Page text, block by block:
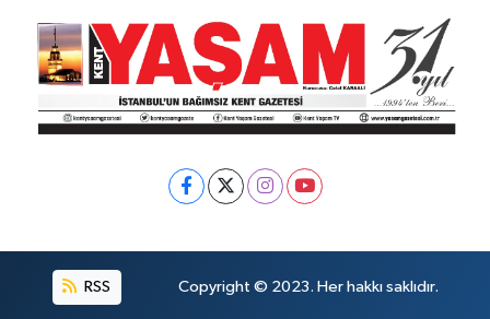
RSS Copyright © 2023. Her hakkı saklıdır.